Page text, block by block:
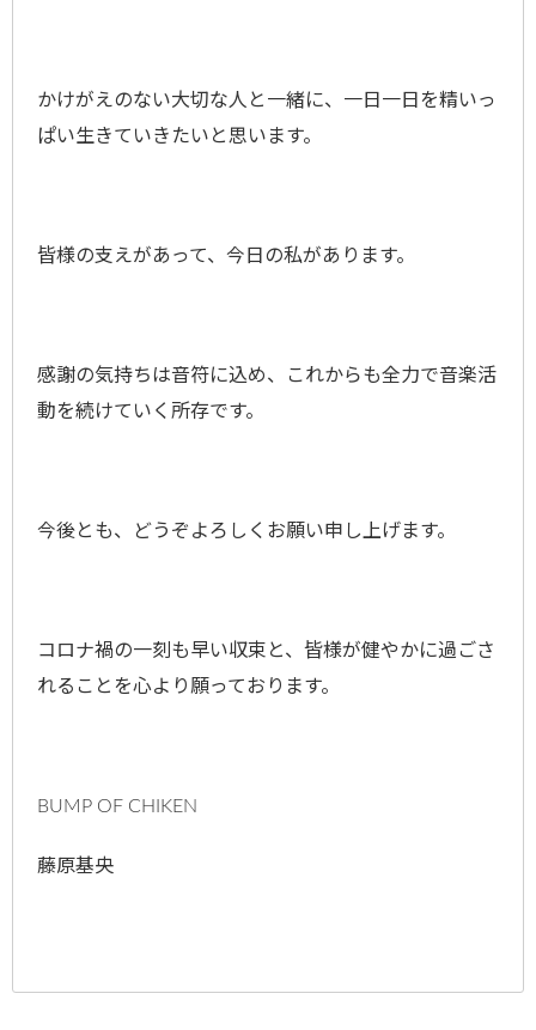
かけがえのない大切な人と一緒に、一日一日を精いっ
ぱい生きていきたいと思います。
皆様の支えがあって、今日の私があります。
感謝の気持ちは音符に込め、これからも全力で音楽活
動を続けていく所存です。
今後とも、どうぞよろしくお願い申し上げます。
コロナ禍の一刻も早い収束と、皆様が健やかに過ごさ
れることを心より願っております。
BUMP OF CHIKEN
藤原基央